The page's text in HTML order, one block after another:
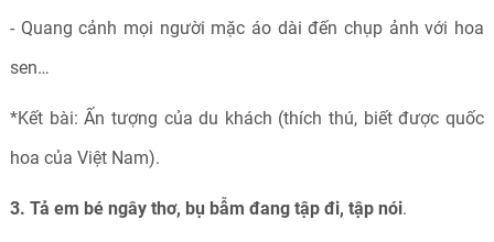
- Quang cảnh mọi người mặc áo dài đến chụp ảnh với hoa
sen…
*Kết bài: Ấn tượng của du khách (thích thú, biết được quốc
hoa của Việt Nam).
3. Tả em bé ngây thơ, bụ bẫm đang tập đi, tập nói.